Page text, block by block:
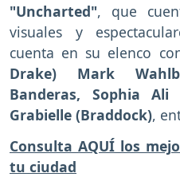
"Uncharted", que
visuales y
cuenta en su elenco
Drake) Mark
Banderas, Sophia
Grabielle (Braddock),
Consulta AQUÍ los
tu ciudad